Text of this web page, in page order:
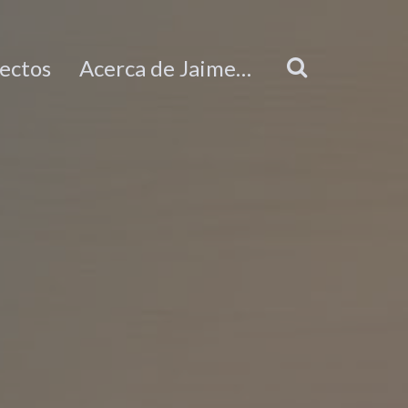
Acerca de Jaime…